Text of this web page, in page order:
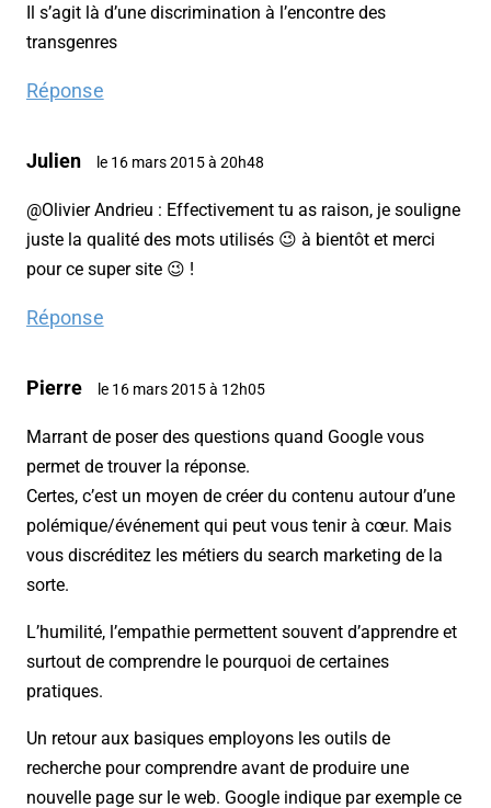
Il s’agit là d’une discrimination à l’encontre des
transgenres
Réponse
Julien le 16 mars 2015 à 20h48
@Olivier Andrieu : Effectivement tu as raison, je souligne
juste la qualité des mots utilisés 😉 à bientôt et merci
pour ce super site 😉 !
Réponse
Pierre le 16 mars 2015 à 12h05
Marrant de poser des questions quand Google vous
permet de trouver la réponse.
Certes, c’est un moyen de créer du contenu autour d’une
polémique/événement qui peut vous tenir à cœur. Mais
vous discréditez les métiers du search marketing de la
sorte.
L’humilité, l’empathie permettent souvent d’apprendre et
surtout de comprendre le pourquoi de certaines
pratiques.
Un retour aux basiques employons les outils de
recherche pour comprendre avant de produire une
nouvelle page sur le web. Google indique par exemple ce